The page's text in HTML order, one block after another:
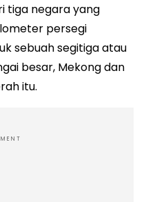
tiga negara yang
persegi
sebuah segitiga atau
besar, Mekong dan
itu.